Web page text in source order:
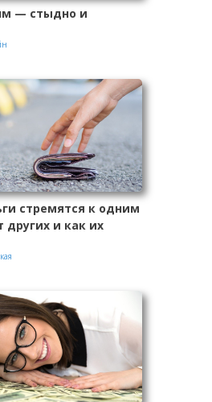
— стыдно и
стремятся к одним
других и как их